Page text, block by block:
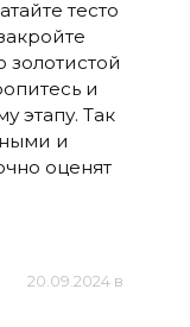
тесто
и
этапу. Так
и
оценят
20.09.2024 в